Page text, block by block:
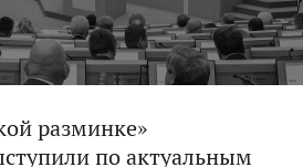
разминке»
по актуальным